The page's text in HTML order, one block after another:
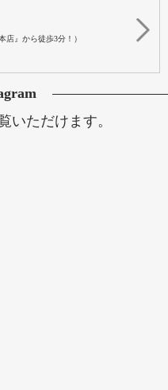
店』から徒歩3分！）
いただけます。